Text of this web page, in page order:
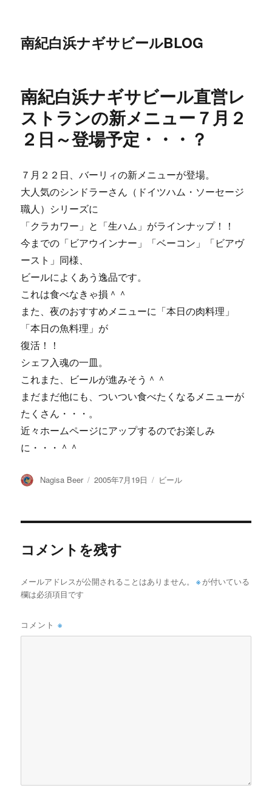
南紀白浜ナギサビールBLOG
南紀白浜ナギサビール直営レ
ストランの新メニュー７月２
２日～登場予定・・・？
７月２２日、バーリィの新メニューが登場。
大人気のシンドラーさん（ドイツハム・ソーセージ
職人）シリーズに
「クラカワー」と「生ハム」がラインナップ！！
今までの「ビアウインナー」「ベーコン」「ビアヴ
ースト」同様、
ビールによくあう逸品です。
これは食べなきゃ損＾＾
また、夜のおすすめメニューに「本日の肉料理」
「本日の魚料理」が
復活！！
シェフ入魂の一皿。
これまた、ビールが進みそう＾＾
まだまだ他にも、ついつい食べたくなるメニューが
たくさん・・・。
近々ホームページにアップするのでお楽しみ
に・・・＾＾
投
Nagisa Beer
投
2005年7月19日
カ
ビール
コメントを残す
メールアドレスが公開されることはありません。 ※ が付いている
欄は必須項目です
コメント※